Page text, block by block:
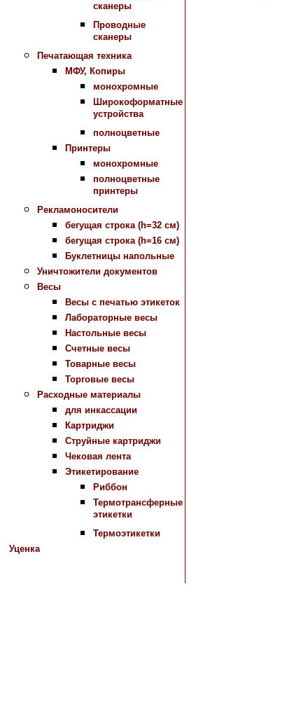
сканеры
Проводные
сканеры
Печатающая техника
МФУ, Копиры
монохромные
Широкоформатные
устройства
полноцветные
Принтеры
монохромные
полноцветные
принтеры
Рекламоносители
бегущая строка (h=32 см)
бегущая строка (h=16 см)
Буклетницы напольные
Уничтожители документов
Весы
Весы с печатью этикеток
Лабораторные весы
Настольные весы
Счетные весы
Товарные весы
Торговые весы
Расходные материалы
для инкассации
Картриджи
Струйные картриджи
Чековая лента
Этикетирование
Риббон
Термотрансферные
этикетки
Термоэтикетки
Уценка